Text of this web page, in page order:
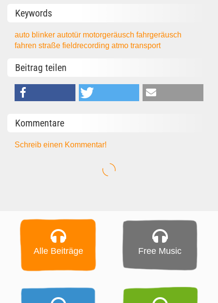
Keywords
auto blinkerautotür motorgeräuschfahrgeräusch
fahrenstraßefieldrecordingatmotransport
Beitrag teilen
Kommentare
Schreib einen Kommentar!
Alle Beiträge Free Music